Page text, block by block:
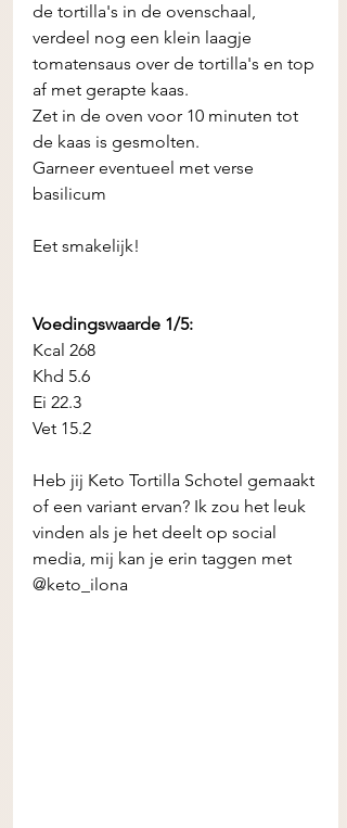
de tortilla's in de ovenschaal,
verdeel nog een klein laagje
tomatensaus over de tortilla's en top
af met gerapte kaas.
Zet in de oven voor 10 minuten tot
de kaas is gesmolten.
Garneer eventueel met verse
basilicum
Eet smakelijk!
Voedingswaarde 1/5:
Kcal 268
Khd 5.6
Ei 22.3
Vet 15.2
Heb jij Keto Tortilla Schotel gemaakt
of een variant ervan? Ik zou het leuk
vinden als je het deelt op social
media, mij kan je erin taggen met
@keto_ilona